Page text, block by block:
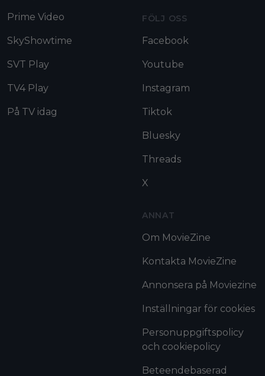
Prime Video
SkyShowtime
SVT Play
TV4 Play
På TV idag
FÖLJ OSS
Facebook
Youtube
Instagram
Tiktok
Bluesky
Threads
X
ANNAT
Om MovieZine
Kontakta MovieZine
Annonsera på Moviezine
Inställningar för cookies
Personuppgiftspolicy
och cookiepolicy
Beteendebaserad